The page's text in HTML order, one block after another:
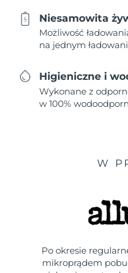
Niesamowita
Możliwość
na jednym
Higieniczne i
Wykonane z
w 100%
W
Po okresie
mikroprądem